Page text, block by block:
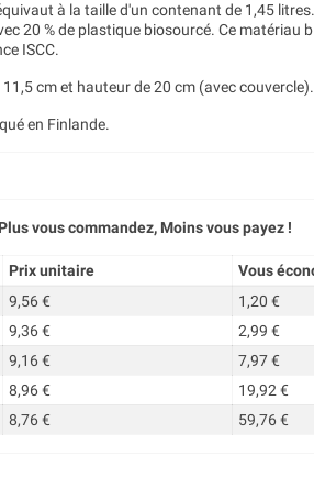
à la taille d'un contenant de 1,45 litres.
20 % de plastique biosourcé. Ce matériau
ISCC.
cm et hauteur de 20 cm (avec couvercle).
en Finlande.
vous commandez, Moins vous payez !
Prix unitaire
Vous
9,56 €
1,20 €
9,36 €
2,99 €
9,16 €
7,97 €
8,96 €
19,92 €
8,76 € 59,76 €